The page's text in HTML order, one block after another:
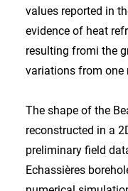
values reported in
evidence of heat
resulting fromi the
variations from one
The shape of the
reconstructed in a
preliminary field
Echassières